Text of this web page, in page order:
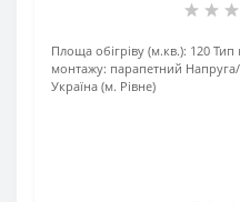
Площа обігріву (м.кв.): 120 Тип
монтажу: парапетний
Україна (м. Рівне)